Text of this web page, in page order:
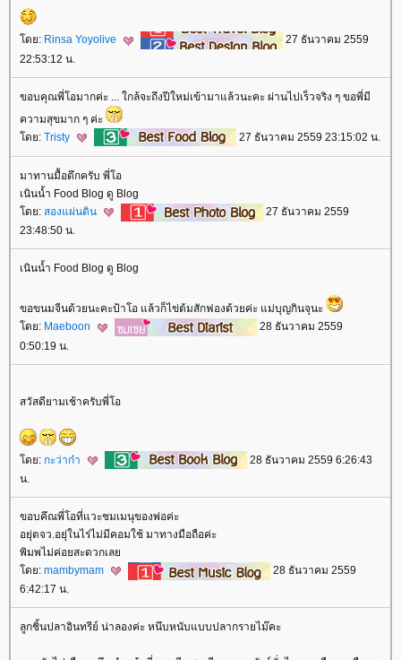
ดย: Rinsa Yoyolive
27 ธันวาคม 2559
22:53:12 น.
ขอบคุณพี่โอมากค่ะ ... ใกล้จะถึงปีใหม่เข้ามาแล้วนะคะ ผ่านไปเร็วจริง ๆ ขอพี่มี
ความสุขมาก ๆ ค่ะ
ดย: Tristy 27 ธันวาคม 2559 23:15:02 น.
มาทานมื้อดึกครับ พี่โอ
เนินน้ำ Food Blog ดู Blog
ดย: สองแผ่นดิน
27 ธันวาคม 2559
23:48:50 น.
เนินน้ำ Food Blog ดู Blog
ขอขนมจีนด้วยนะคะป้าโอ แล้วก็ไข่ต้มสักฟองด้วยค่ะ แม่บุญกินจุนะ
ดย: Maeboon
28 ธันวาคม 2559
0:50:19 น.
สวัสดียามเช้าครับพี่โอ
ดย: กะว่าก๋า
28 ธันวาคม 2559 6:26:43
น.
ขอบคึณพี่โอที่แวะชมเมนุของพ่อค่ะ
อยุ่ตจว.อยุ่ในไร่ไม่มีคอมใช้ มาทางมือถือค่ะ
พิมพไม่ค่อยสะดวกเล
ดย: mambymam
28 ธันวาคม 2559
6:42:17 น.
ลูกชิ้นปลาอินทรีย์ น่าลองค่ะ หนึบหนับแบบปลากรายไม๊คะ